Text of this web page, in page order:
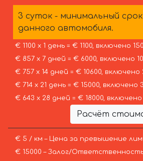
3 суток - минимальный
данного автомобиля.
€ 1100 х 1 день = € 1100, включено
€ 857 х 7 дней = € 6000, включено
€ 757 х 14 дней = € 10600, включено
€ 714 х 21 день = € 15000, включено
€ 643 х 28 дней = € 18000, включено
Расчёт
€ 5 / км – Цена за превышение
€ 15000 – Залог/